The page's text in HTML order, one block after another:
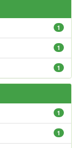
1
1
1
1
1